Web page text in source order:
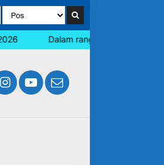
Dalam rangka memperingati